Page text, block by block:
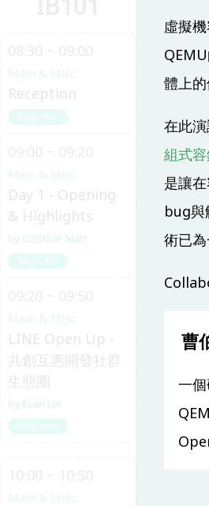
Main & Misc.
Reception
Beginner
Main & Misc.
Day 1 - Opening
& Highlights
COSCUP Staff
Beginner
Main & Misc.
LINE Open Up -
共創互惠開發社群
生態圈
Evan Lin
Beginner
Main & Misc.
虛擬
體上
在此
組式
是讓
bug與
術已為
曹
一